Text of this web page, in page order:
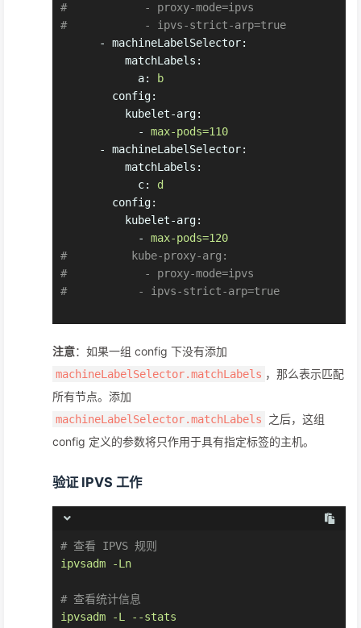
#            - proxy-mode=ipvs
#            - ipvs-strict-arp=true
-
machineLabelSelector:
matchLabels:
a:
b
config:
kubelet-arg:
-
max-pods=110
-
machineLabelSelector:
matchLabels:
c:
d
config:
kubelet-arg:
-
max-pods=120
#          kube-proxy-arg:
#            - proxy-mode=ipvs
#           - ipvs-strict-arp=true
注意：如果一组 config 下没有添加
machineLabelSelector.matchLabels ，那么表示匹配
所有节点。添加
machineLabelSelector.matchLabels
之后，这组
config 定义的参数将只作用于具有指定标签的主机。
验证 IPVS 工作
# 查看 IPVS 规则
ipvsadm
-Ln
# 查看统计信息
ipvsadm
-L --stats